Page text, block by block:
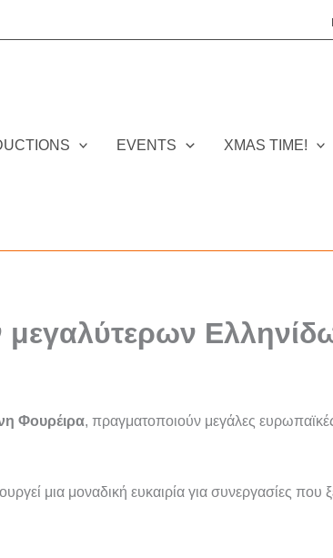
EVENTS XMAS TIME!
Φουρέιρα, πραγματοποιούν μεγάλες
μια μοναδική ευκαιρία για συνεργασίες που